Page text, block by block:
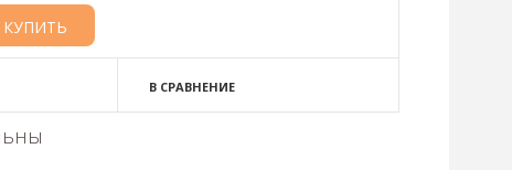
В СРАВНЕНИЕ